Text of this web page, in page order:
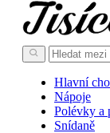
Hlavní
Nápoje
Polévky a
Snídaně